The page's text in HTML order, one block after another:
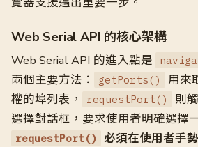
Web Serial API 的核心架構
Web Serial API 的進入點是
兩個主要方法：
getPorts()
用來
權的埠列表，
requestPort()
則
選擇對話框，要求使用者明確選擇
requestPort() 必須在使用者手